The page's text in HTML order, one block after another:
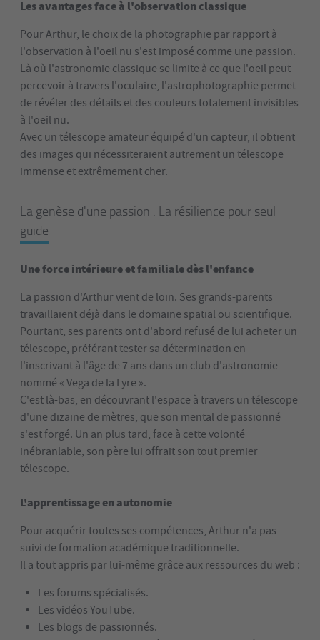
Les avantages face à l'observation classique
Pour Arthur, le choix de la photographie par rapport à
l'observation à l'oeil nu s'est imposé comme une passion.
Là où l'astronomie classique se limite à ce que l'oeil peut
percevoir à travers l'oculaire, l'astrophotographie permet
de révéler des détails et des couleurs totalement invisibles
à l'oeil nu.
Avec un télescope amateur équipé d'un capteur, il obtient
des images qui nécessiteraient autrement un télescope
immense et extrêmement cher.
La genèse d'une passion : La résilience pour seul
guide
Une force intérieure et familiale dès l'enfance
La passion d'Arthur vient de loin. Ses grands-parents
travaillaient déjà dans le domaine spatial ou scientifique.
Pourtant, ses parents ont d'abord refusé de lui acheter un
télescope, préférant tester sa détermination en
l'inscrivant à l'âge de 7 ans dans un club d'astronomie
nommé « Vega de la Lyre ».
C'est là-bas, en découvrant l'espace à travers un télescope
d'une dizaine de mètres, que son mental de passionné
s'est forgé. Un an plus tard, face à cette volonté
inébranlable, son père lui offrait son tout premier
télescope.
L'apprentissage en autonomie
Pour acquérir toutes ses compétences, Arthur n'a pas
suivi de formation académique traditionnelle.
Il a tout appris par lui-même grâce aux ressources du web :
Les forums spécialisés.
Les vidéos YouTube.
Les blogs de passionnés.